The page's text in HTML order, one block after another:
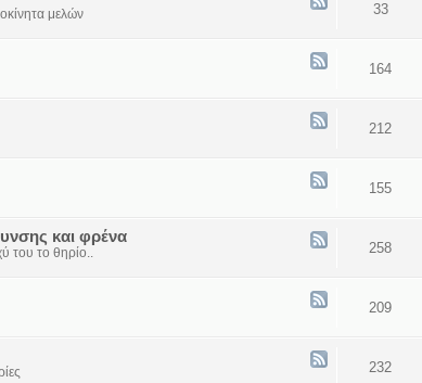
μελών 33
164
212
155
και φρένα
του το θηρίο.. 258
209
232